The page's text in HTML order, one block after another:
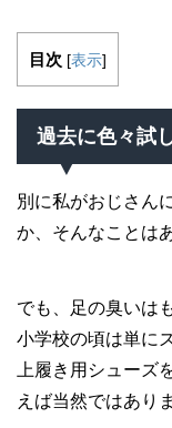
目次 [表示]
過去に色々試
別に私がおじさん
か、そんなことは
でも、足の臭いは
小学校の頃は単に
上履き用シューズ
えば当然ではあり